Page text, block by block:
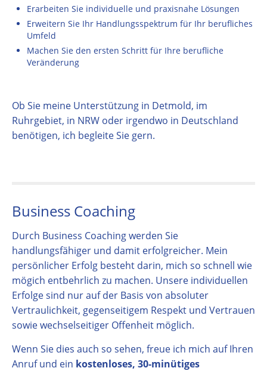
Erarbeiten Sie individuelle und praxisnahe Lösungen
Erweitern Sie Ihr Handlungsspektrum für Ihr berufliches
Umfeld
Machen Sie den ersten Schritt für Ihre berufliche
Veränderung
Ob Sie meine Unterstützung in Detmold, im
Ruhrgebiet, in NRW oder irgendwo in Deutschland
benötigen, ich begleite Sie gern.
Business Coaching
Durch Business Coaching werden Sie
handlungsfähiger und damit erfolgreicher. Mein
persönlicher Erfolg besteht darin, mich so schnell wie
mögich entbehrlich zu machen. Unsere individuellen
Erfolge sind nur auf der Basis von absoluter
Vertraulichkeit, gegenseitigem Respekt und Vertrauen
sowie wechselseitiger Offenheit möglich.
Wenn Sie dies auch so sehen, freue ich mich auf Ihren
Anruf und ein kostenloses, 30-minütiges